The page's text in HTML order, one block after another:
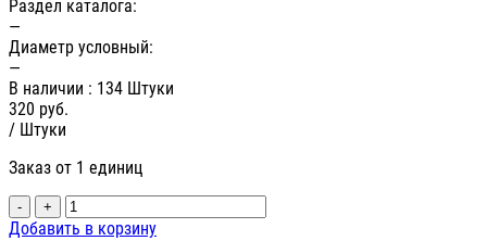
Раздел каталога:
—
Диаметр условный:
—
В наличии : 134 Штуки
320 руб.
/ Штуки
Заказ от 1 единиц
- +
Добавить в корзину